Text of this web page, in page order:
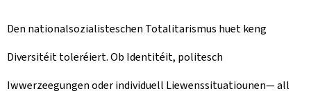
Den nationalsozialisteschen Totalitarismus huet keng
Diversitéit toleréiert. Ob Identitéit, politesch
Iwwerzeegungen oder individuell Liewenssituatiounen— all